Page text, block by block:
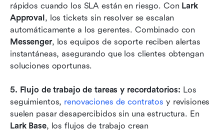
rápidos cuando los SLA están en riesgo. Con Lark
Approval, los tickets sin resolver se escalan
Messenger, los equipos de soporte reciben alertas
instantáneas, asegurando que los clientes obtengan
soluciones oportunas.
5. Flujo de trabajo de tareas y recordatorios: Los
seguimientos, renovaciones de contratos y revisiones
Lark Base, los flujos de trabajo crean